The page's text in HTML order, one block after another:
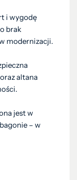
i wygodę
brak
modernizacji.
altana
jest w
– w